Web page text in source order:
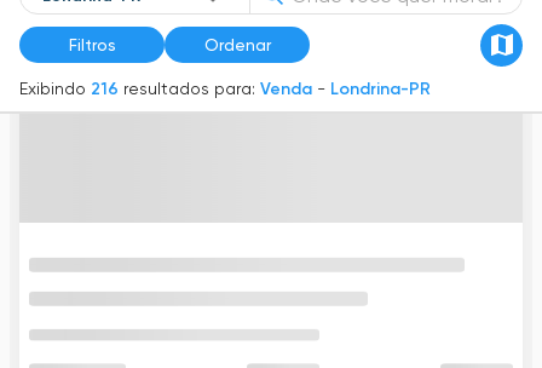
Filtros Ordenar
Exibindo 216 resultados para: Venda - Londrina-PR